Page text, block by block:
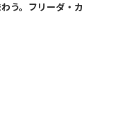
う。フリーダ・カ